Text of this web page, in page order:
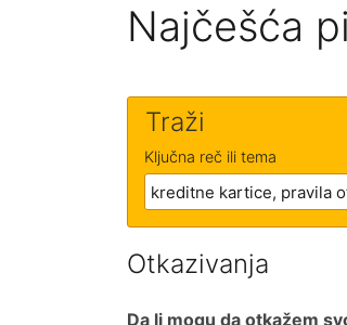
Najčešća
Traži
Ključna reč ili tema
Otkazivanja
Da li mogu da otkažem